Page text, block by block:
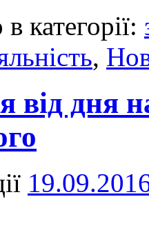
категорії:
,
від дня